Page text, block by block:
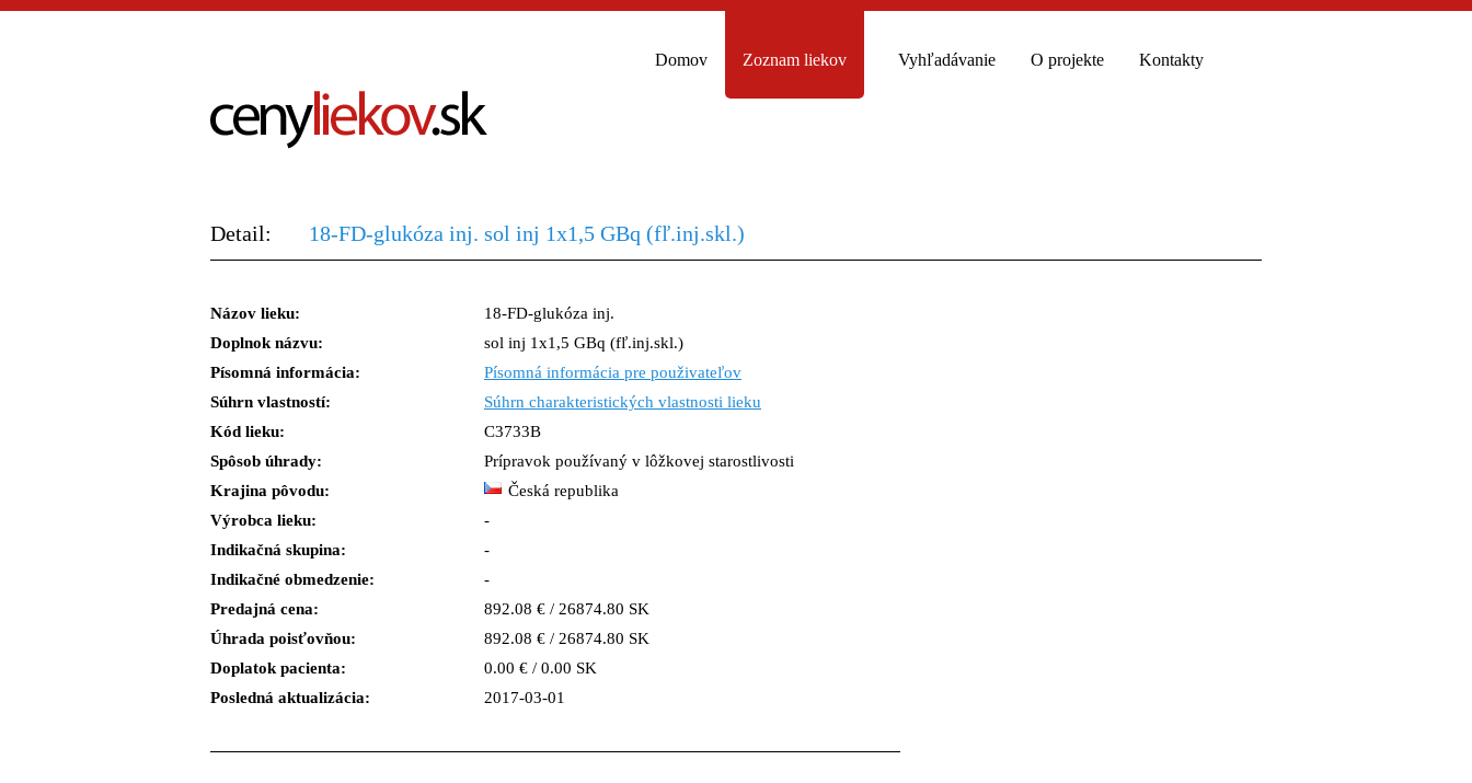
Domov Zoznam liekov Vyhľadávanie O projekte Kontakty
Detail: 18-FD-glukóza inj. sol inj 1x1,5 GBq (fľ.inj.skl.)
Názov lieku:
18-FD-glukóza inj.
Doplnok názvu:
sol inj 1x1,5 GBq (fľ.inj.skl.)
Písomná informácia:
Písomná informácia pre použivateľov
Súhrn vlastností:
Súhrn charakteristických vlastnosti lieku
Kód lieku:
C3733B
Spôsob úhrady:
Prípravok používaný v lôžkovej starostlivosti
Krajina pôvodu:
Česká republika
Výrobca lieku:
-
Indikačná skupina:
-
Indikačné obmedzenie:
-
Predajná cena:
892.08 € / 26874.80 SK
Úhrada poisťovňou:
892.08 € / 26874.80 SK
Doplatok pacienta:
0.00 € / 0.00 SK
Posledná aktualizácia:
2017-03-01